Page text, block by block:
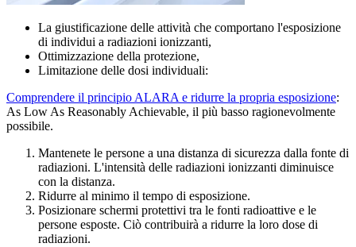
La giustificazione delle attività che comportano l'esposizione
di individui a radiazioni ionizzanti,
Ottimizzazione della protezione,
Limitazione delle dosi individuali:
Comprendere il principio ALARA e ridurre la propria esposizione:
As Low As Reasonably Achievable, il più basso ragionevolmente
possibile.
Mantenete le persone a una distanza di sicurezza dalla fonte di
radiazioni. L'intensità delle radiazioni ionizzanti diminuisce
con la distanza.
Ridurre al minimo il tempo di esposizione.
Posizionare schermi protettivi tra le fonti radioattive e le
persone esposte. Ciò contribuirà a ridurre la loro dose di
radiazioni.